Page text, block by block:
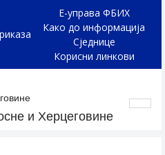
Е-управа ФБИХ
Како до информација
Сједнице
Корисни линкови
и Херцеговине